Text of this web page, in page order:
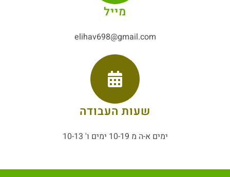
מייל
elihav698@gmail.com
שעות העבודה
ימים א-ה מ 10-19 ימים ו' 10-13